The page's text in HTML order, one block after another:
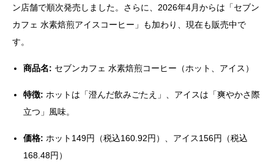
ン店舗で順次発売しました。さらに、2026年4月からは「セブン
カフェ 水素焙煎アイスコーヒー」も加わり、現在も販売中で
す。
商品名: セブンカフェ 水素焙煎コーヒー（ホット、アイス）
特徴: ホットは「澄んだ飲みごたえ」、アイスは「爽やかさ際
立つ」風味。
価格: ホット149円（税込160.92円）、アイス156円（税込
168.48円）